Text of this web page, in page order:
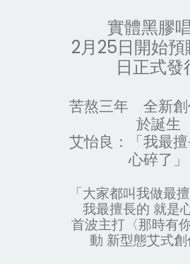
實體黑膠
2月25日開始
日正式發
苦熬三年 全新創
於誕生
艾怡良：「我最
心碎了」
「大家都叫我做最
我最擅長的 就是
首波主打〈那時有
動 新型態艾式